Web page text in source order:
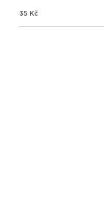
35 Kč